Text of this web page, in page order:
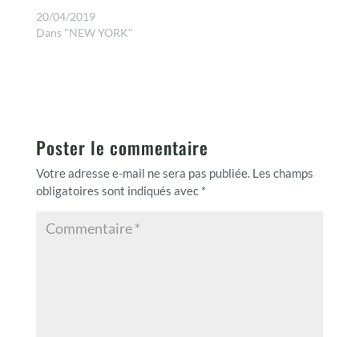
20/04/2019
Dans "NEW YORK"
Poster le commentaire
Votre adresse e-mail ne sera pas publiée. Les champs
obligatoires sont indiqués avec *